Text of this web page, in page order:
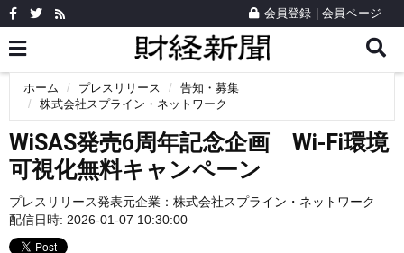
会員登録 会員ページ
ホーム プレスリリース
告知・募集
株式会社スプライン・ネットワーク
WiSAS発売6周年記念企画 Wi-Fi環境
可視化無料キャンペーン
プレスリリース発表元企業： 株式会社スプライン・ネットワーク
配信日時: 2026-01-07 10:30:00